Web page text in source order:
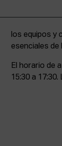
esenciales de
El horario de
15:30 a